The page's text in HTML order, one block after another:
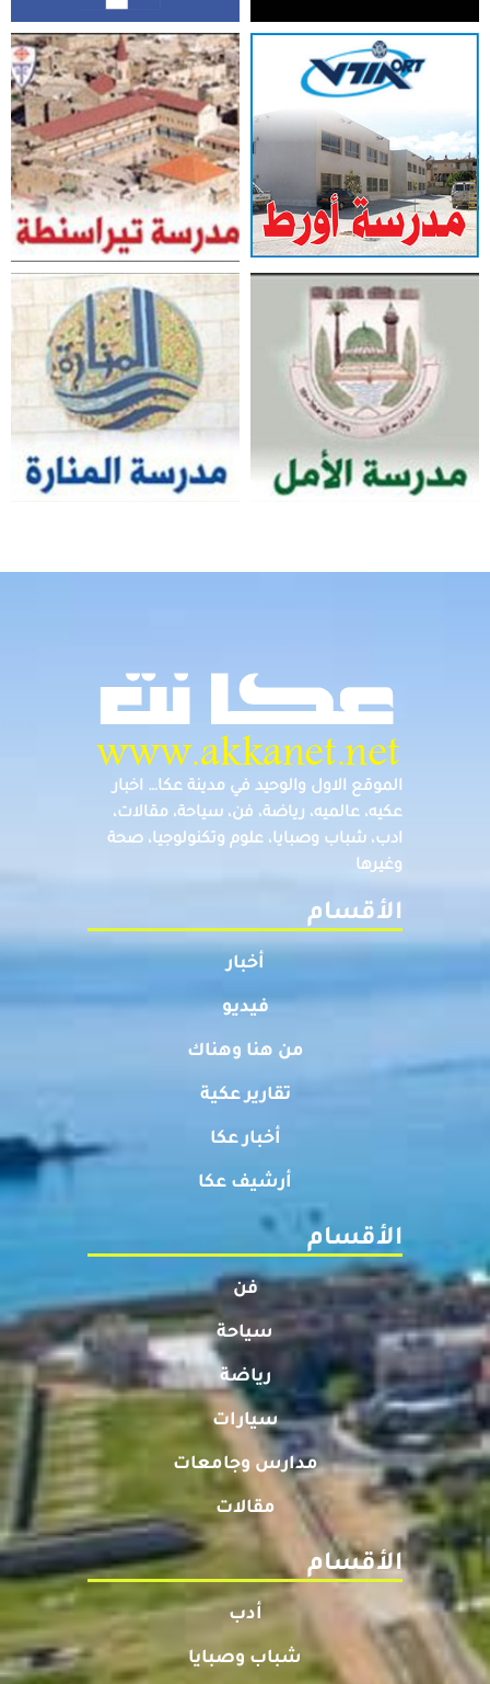
الموقع الاول والوحيد في مدينة عكا… اخبار
عكيه، عالميه، رياضة، فن، سياحة، مقالات،
ادب، شباب وصبايا، علوم وتكنولوجيا، صحة
وغيرها
الأقسام
أخبار
فيديو
من هنا وهناك
تقارير عكية
أخبار عكا
أرشيف عكا
الأقسام
فن
سياحة
رياضة
سيارات
مدارس وجامعات
مقالات
الأقسام
أدب
شباب وصبايا